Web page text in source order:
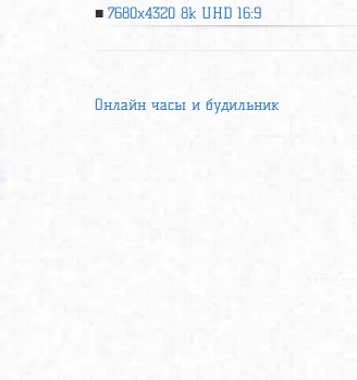
7680x4320 8k UHD 16:9
Онлайн часы и будильник